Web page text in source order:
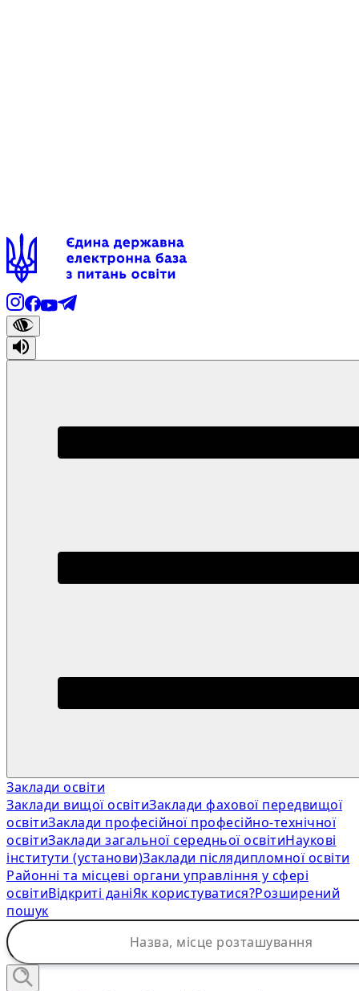
Заклади освіти
Заклади вищої освітиЗаклади фахової передвищої
освітиЗаклади професійної професійно-технічної
освітиЗаклади загальної середньої освітиНаукові
інститути (установи)Заклади післядипломної освіти
Районні та місцеві органи управління у сфері
освітиВідкриті даніЯк користуватися?Розширений
пошук